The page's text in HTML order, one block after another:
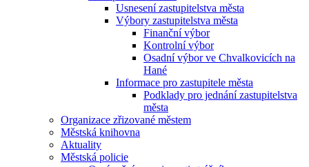
Usnesení zastupitelstva města
Výbory zastupitelstva města
Finanční výbor
Kontrolní výbor
Osadní výbor ve Chvalkovicích na
Hané
Informace pro zastupitele města
Podklady pro jednání zastupitelstva
města
Organizace zřizované městem
Městská knihovna
Aktuality
Městská policie